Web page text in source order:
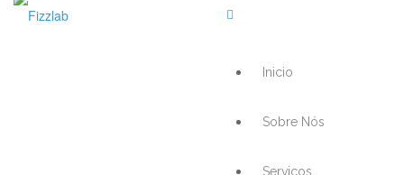
Inicio
Sobre Nós
Serviços